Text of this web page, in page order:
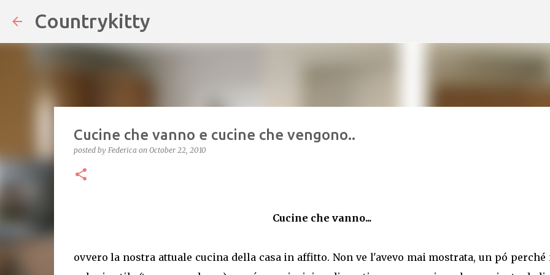
Countrykitty
Cucine che vanno e cucine che vengono..
posted by Federica on October 22, 2010
Cucine che vanno...
ovvero la nostra attuale cucina della casa in affitto. Non ve l'avevo mai mostrata, un pó perché